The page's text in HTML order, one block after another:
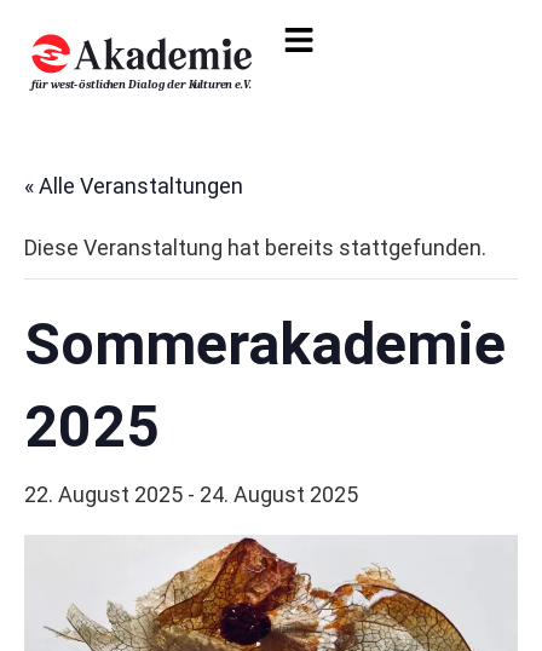
« Alle Veranstaltungen
Diese Veranstaltung hat bereits stattgefunden.
Sommerakademie
2025
22. August 2025 - 24. August 2025